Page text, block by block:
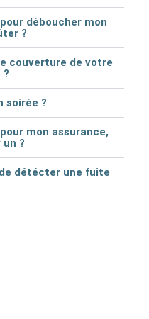
déboucher mon
?
couverture de votre
?
soirée ?
mon assurance,
?
détécter une fuite